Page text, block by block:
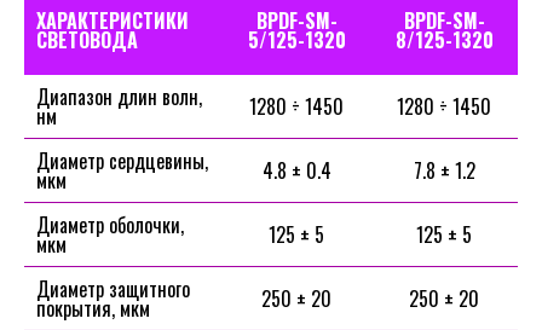
ХАРАКТЕРИСТИКИ
СВЕТОВОДА
BPDF-SM-
5/125-1320
BPDF-SM-
8/125-1320
Диапазон длин волн,
нм 1280 ÷ 1450
1280 ÷ 1450
Диаметр сердцевины,
мкм 4.8 ± 0.4
7.8 ± 1.2
Диаметр оболочки,
мкм 125 ± 5
125 ± 5
Диаметр защитного
покрытия, мкм 250 ± 20 250 ± 20